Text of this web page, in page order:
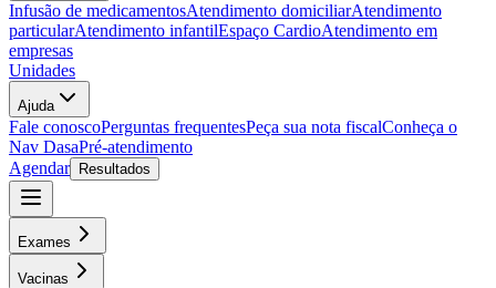
Infusão de medicamentosAtendimento domiciliarAtendimento
particularAtendimento infantilEspaço CardioAtendimento em
empresas
Unidades
Ajuda
Fale conoscoPerguntas frequentesPeça sua nota fiscalConheça o
Nav DasaPré-atendimento
Agendar
Resultados
Exames
Vacinas